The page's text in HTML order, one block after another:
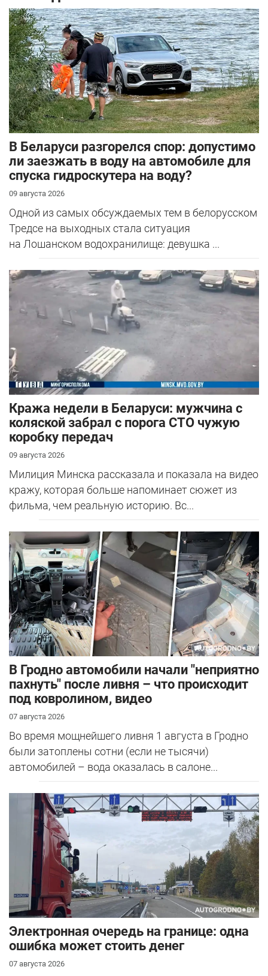
В Беларуси разгорелся спор: допустимо
ли заезжать в воду на автомобиле для
спуска гидроскутера на воду?
09 августа 2026
Одной из самых обсуждаемых тем в белорусском
Тредсе на выходных стала ситуация
на Лошанском водохранилище: девушка ...
Кража недели в Беларуси: мужчина с
коляской забрал с порога СТО чужую
коробку передач
09 августа 2026
Милиция Минска рассказала и показала на видео
кражу, которая больше напоминает сюжет из
фильма, чем реальную историю. Вс...
В Гродно автомобили начали "неприятно
пахнуть" после ливня – что происходит
под ковролином, видео
07 августа 2026
Во время мощнейшего ливня 1 августа в Гродно
были затоплены сотни (если не тысячи)
автомобилей – вода оказалась в салоне...
Электронная очередь на границе: одна
ошибка может стоить денег
07 августа 2026